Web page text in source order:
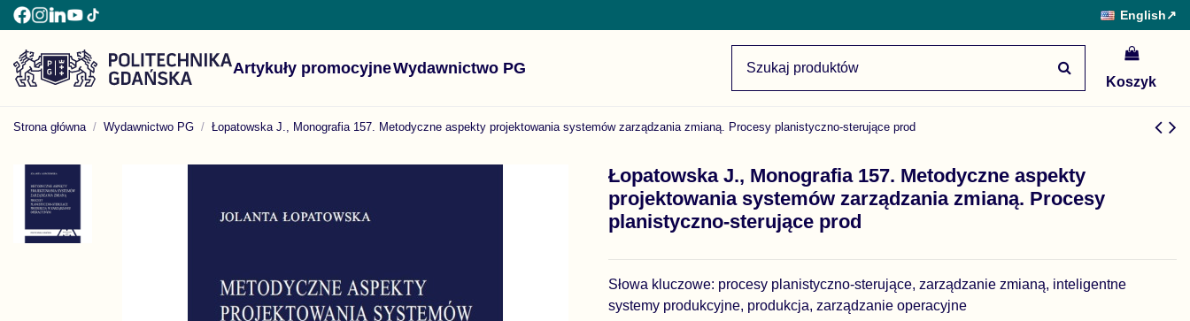
English↗
Artykuły promocyjneWydawnictwo PG
Koszyk
Strona główna Wydawnictwo PG Łopatowska J., Monografia 157. Metodyczne aspekty projektowania systemów zarządzania zmianą. Procesy planistyczno-sterujące prod
Łopatowska J., Monografia 157. Metodyczne aspekty
projektowania systemów zarządzania zmianą. Procesy
planistyczno-sterujące prod
Słowa kluczowe: procesy planistyczno-sterujące, zarządzanie zmianą, inteligentne
systemy produkcyjne, produkcja, zarządzanie operacyjne